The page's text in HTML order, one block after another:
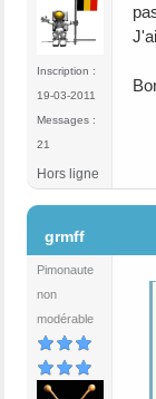
Inscription :
19-03-2011
Messages :
21
Hors ligne
grmff
Pimonaute
non
modérable